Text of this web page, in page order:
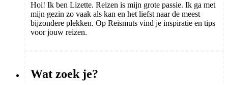
Hoi! Ik ben Lizette. Reizen is mijn grote passie. Ik ga met
mijn gezin zo vaak als kan en het liefst naar de meest
bijzondere plekken. Op Reismuts vind je inspiratie en tips
voor jouw reizen.
Wat zoek je?